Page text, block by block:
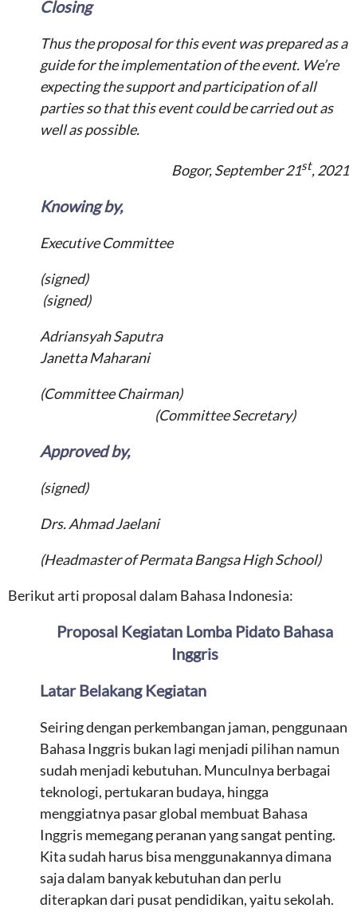
Closing
Thus the proposal for this event was prepared as a
guide for the implementation of the event. We’re
expecting the support and participation of all
parties so that this event could be carried out as
well as possible.
Bogor, September 21st, 2021
Knowing by,
Executive Committee
(signed)
(signed)
Adriansyah Saputra
Janetta Maharani
(Committee Chairman)
(Committee Secretary)
Approved by,
(signed)
Drs. Ahmad Jaelani
(Headmaster of Permata Bangsa High School)
Berikut arti proposal dalam Bahasa Indonesia:
Proposal Kegiatan Lomba Pidato Bahasa
Inggris
Latar Belakang Kegiatan
Seiring dengan perkembangan jaman, penggunaan
Bahasa Inggris bukan lagi menjadi pilihan namun
sudah menjadi kebutuhan. Munculnya berbagai
teknologi, pertukaran budaya, hingga
menggiatnya pasar global membuat Bahasa
Inggris memegang peranan yang sangat penting.
Kita sudah harus bisa menggunakannya dimana
saja dalam banyak kebutuhan dan perlu
diterapkan dari pusat pendidikan, yaitu sekolah.